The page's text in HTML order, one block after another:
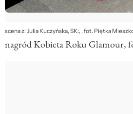
scena z: Julia Kuczyńska, SK:, , fot. Piętka
nagród Kobieta Roku Glamour,